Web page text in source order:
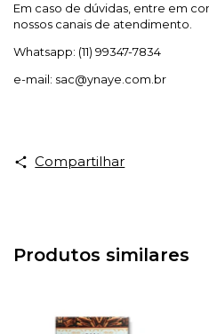
Em caso de dúvidas, entre em
nossos canais de atendimento.
Whatsapp: (11) 99347-7834
e-mail: sac@ynaye.com.br
Compartilhar
Produtos similares